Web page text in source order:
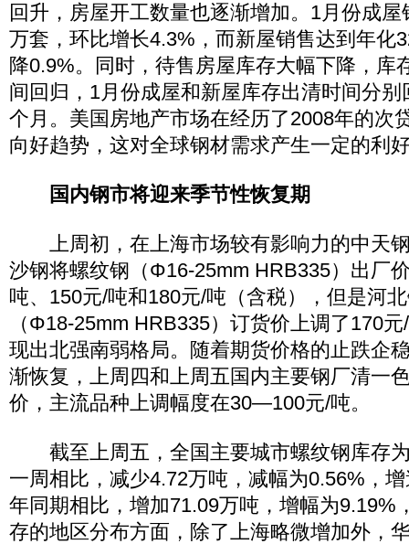
回升，房屋开工数量也逐渐增加。1月份成
万套，环比增长4.3%，而新屋销售达到年化
降0.9%。同时，待售房屋库存大幅下降，库
间回归，1月份成屋和新屋库存出清时间分
个月。美国房地产市场在经历了2008年的次
向好趋势，这对全球钢材需求产生一定的利
国内钢市将迎来季节性恢复期
上周初，在上海市场较有影响力的中天
沙钢将螺纹钢（Φ16-25mm HRB335）出厂
吨、150元/吨和180元/吨（含税），但是河
（Φ18-25mm HRB335）订货价上调了170
现出北强南弱格局。随着期货价格的止跌企
渐恢复，上周四和上周五国内主要钢厂清一
价，主流品种上调幅度在30—100元/吨。
截至上周五，全国主要城市螺纹钢库存
一周相比，减少4.72万吨，减幅为0.56%，
年同期相比，增加71.09万吨，增幅为9.19%
存的地区分布方面，除了上海略微增加外，